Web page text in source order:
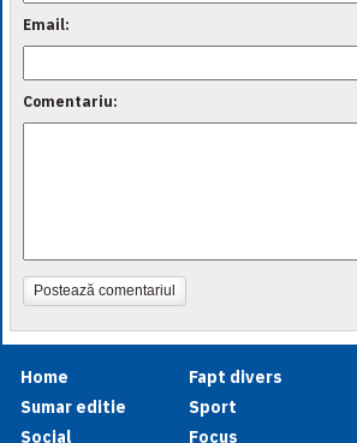
Email:
Comentariu:
Postează comentariul
Home
Sumar editie
Social
Fapt divers
Sport
Focus